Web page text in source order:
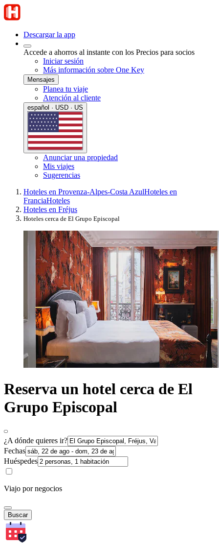
Descargar la app
Accede a ahorros al instante con los Precios para socios
Iniciar sesión
Más información sobre One Key
Mensajes
Planea tu viaje
Atención al cliente
español · USD · US
Anunciar una propiedad
Mis viajes
Sugerencias
Hoteles en Provenza-Alpes-Costa AzulHoteles en
FranciaHoteles
Hoteles en Fréjus
Hoteles cerca de El Grupo Episcopal
Reserva un hotel cerca de El
Grupo Episcopal
¿A dónde quieres ir?
Fechas
Huéspedes
Viajo por negocios
Buscar